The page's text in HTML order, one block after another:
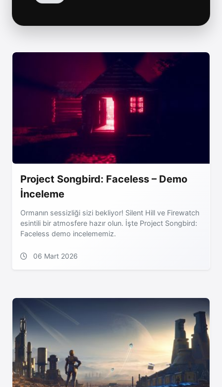
Project Songbird: Faceless – Demo
İnceleme
Ormanın sessizliği sizi bekliyor! Silent Hill ve Firewatch
esintili bir atmosfere hazır olun. İşte Project Songbird:
Faceless demo incelememiz.
06 Mart 2026